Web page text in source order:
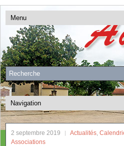
2 septembre 2019 Actualités,
Associations